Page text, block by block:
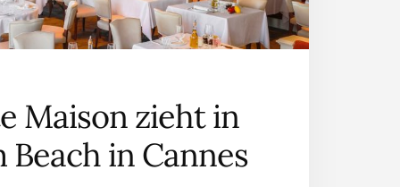
Maison zieht in
Beach in Cannes